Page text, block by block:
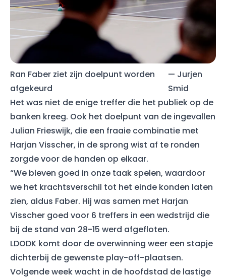
Ran Faber ziet zijn doelpunt worden
afgekeurd
— Jurjen
Smid
Het was niet de enige treffer die het publiek op de
banken kreeg. Ook het doelpunt van de ingevallen
Julian Frieswijk, die een fraaie combinatie met
Harjan Visscher, in de sprong wist af te ronden
zorgde voor de handen op elkaar.
“We bleven goed in onze taak spelen, waardoor
we het krachtsverschil tot het einde konden laten
zien, aldus Faber. Hij was samen met Harjan
Visscher goed voor 6 treffers in een wedstrijd die
bij de stand van 28-15 werd afgefloten.
LDODK komt door de overwinning weer een stapje
dichterbij de gewenste play-off-plaatsen.
Volgende week wacht in de hoofdstad de lastige